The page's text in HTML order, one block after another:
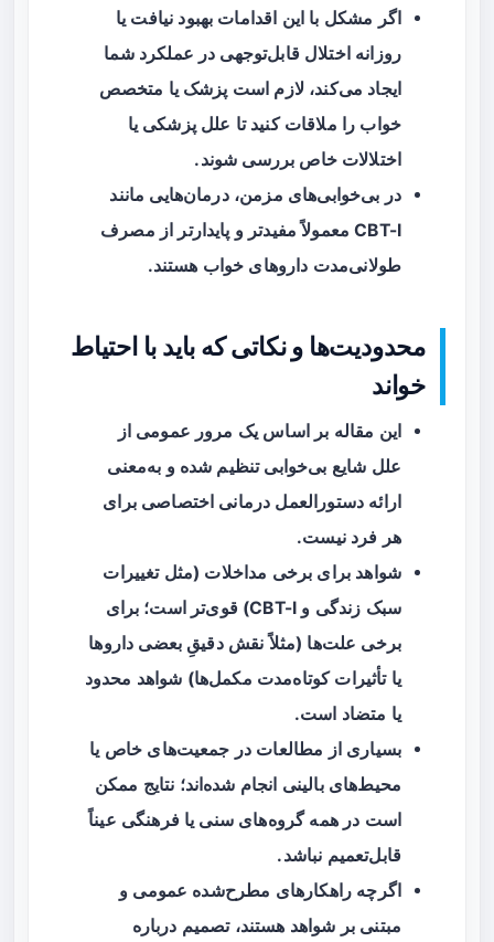
اگر مشکل با این اقدامات بهبود نیافت یا
روزانه اختلال قابل‌توجهی در عملکرد شما
ایجاد می‌کند، لازم است پزشک یا متخصص
خواب را ملاقات کنید تا علل پزشکی یا
اختلالات خاص بررسی شوند.
در بی‌خوابی‌های مزمن، درمان‌هایی مانند
CBT-I معمولاً مفیدتر و پایدارتر از مصرف
طولانی‌مدت داروهای خواب هستند.
محدودیت‌ها و نکاتی که باید با احتیاط
خواند
این مقاله بر اساس یک مرور عمومی از
علل شایع بی‌خوابی تنظیم شده و به‌معنی
ارائه دستورالعمل درمانی اختصاصی برای
هر فرد نیست.
شواهد برای برخی مداخلات (مثل تغییرات
سبک زندگی و CBT-I) قوی‌تر است؛ برای
برخی علت‌ها (مثلاً نقش دقیقِ بعضی داروها
یا تأثیرات کوتاه‌مدت مکمل‌ها) شواهد محدود
یا متضاد است.
بسیاری از مطالعات در جمعیت‌های خاص یا
محیط‌های بالینی انجام شده‌اند؛ نتایج ممکن
است در همه گروه‌های سنی یا فرهنگی عیناً
قابل‌تعمیم نباشد.
اگرچه راهکارهای مطرح‌شده عمومی و
مبتنی بر شواهد هستند، تصمیم درباره